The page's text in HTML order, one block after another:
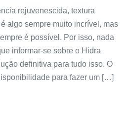
rejuvenescida, textura
algo sempre muito incrível, mas
é possível. Por isso, nada
informar-se sobre o Hidra
definitiva para tudo isso. O
para fazer um […]